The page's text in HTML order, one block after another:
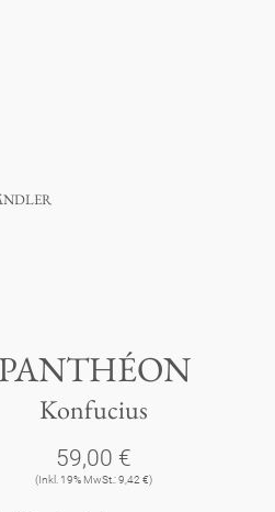
PANTHÉON
Konfucius
59,00 €
(Inkl. 19% MwSt.: 9,42 €)